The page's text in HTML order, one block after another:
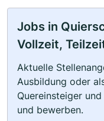
Jobs in
Vollzeit,
Aktuelle
Ausbildung oder
Quereinsteiger
und bewerben.